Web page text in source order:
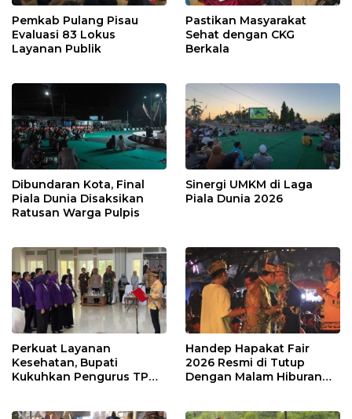
Pemkab Pulang Pisau
Evaluasi 83 Lokus
Layanan Publik
Pastikan Masyarakat
Sehat dengan CKG
Berkala
Dibundaran Kota, Final
Piala Dunia Disaksikan
Ratusan Warga Pulpis
Sinergi UMKM di Laga
Piala Dunia 2026
Perkuat Layanan
Kesehatan, Bupati
Kukuhkan Pengurus TP
Handep Hapakat Fair
2026 Resmi di Tutup
Dengan Malam Hiburan